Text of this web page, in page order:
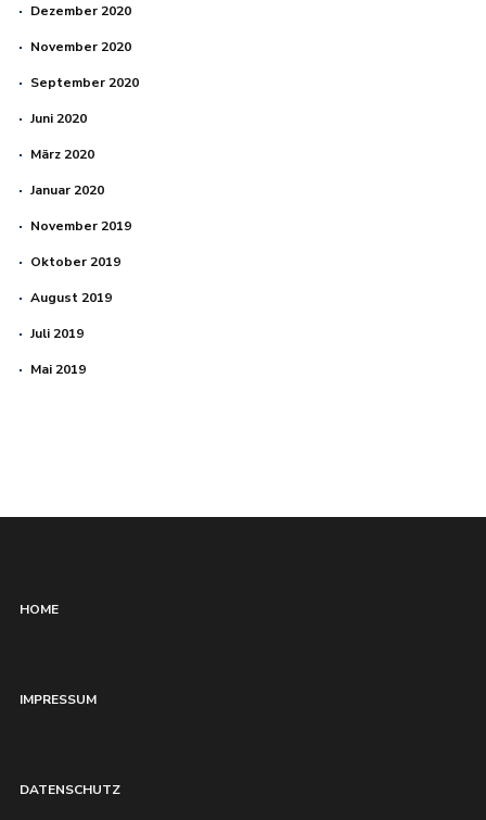
Dezember 2020
November 2020
September 2020
Juni 2020
März 2020
Januar 2020
November 2019
Oktober 2019
August 2019
Juli 2019
Mai 2019
HOME
IMPRESSUM
DATENSCHUTZ